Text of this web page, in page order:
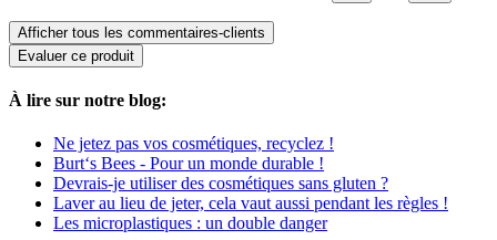
Afficher tous les commentaires-clients
Evaluer ce produit
À lire sur notre blog:
Ne jetez pas vos cosmétiques, recyclez !
Burt‘s Bees - Pour un monde durable !
Devrais-je utiliser des cosmétiques sans gluten ?
Laver au lieu de jeter, cela vaut aussi pendant les règles !
Les microplastiques : un double danger